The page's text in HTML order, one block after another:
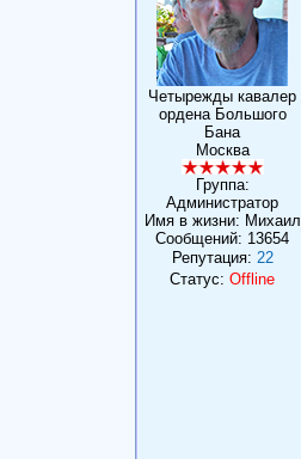
Четырежды кавалер
ордена Большого
Бана
Москва
Группа:
Администратор
Имя в жизни: Михаил
Сообщений: 13654
Репутация: 22
Статус: Offline